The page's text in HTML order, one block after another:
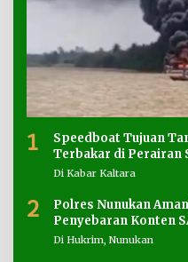
1
Speedboat Tujuan
Terbakar di Perairan
Di Kabar Kaltara
2
Polres Nunukan
Penyebaran Konten
Di Hukrim, Nunukan